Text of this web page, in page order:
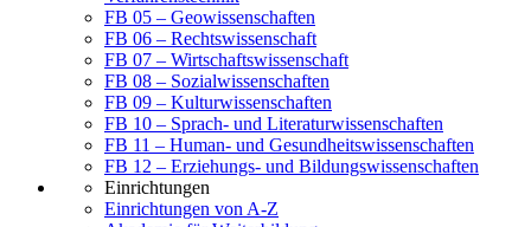
FB 05 – Geowissenschaften
FB 06 – Rechtswissenschaft
FB 07 – Wirtschaftswissenschaft
FB 08 – Sozialwissenschaften
FB 09 – Kulturwissenschaften
FB 10 – Sprach- und Literaturwissenschaften
FB 11 – Human- und Gesundheitswissenschaften
FB 12 – Erziehungs- und Bildungswissenschaften
Einrichtungen
Einrichtungen von A-Z